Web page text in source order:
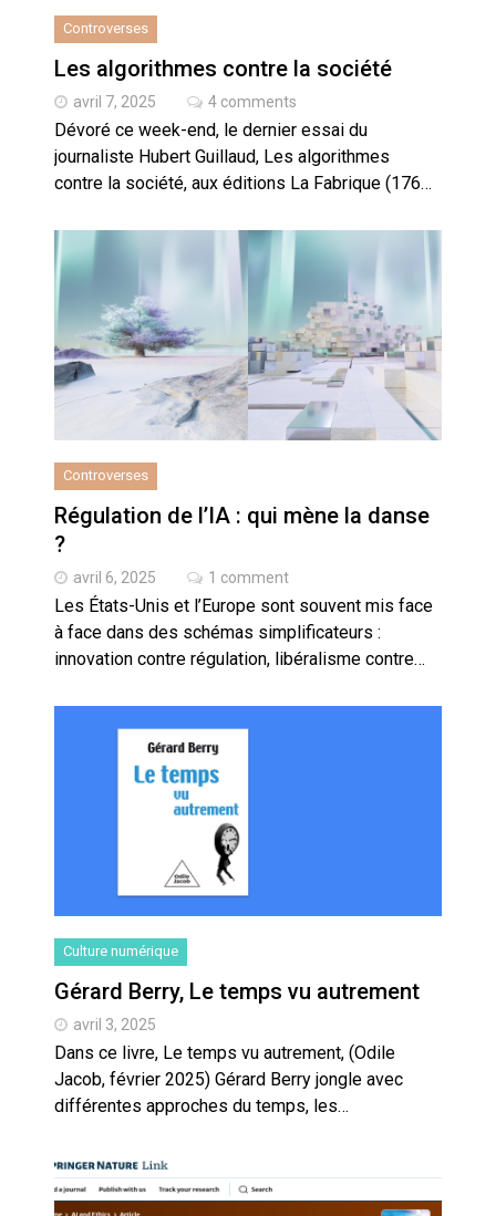
Controverses
Les algorithmes contre la société
avril 7, 2025 4 comments
Dévoré ce week-end, le dernier essai du
journaliste Hubert Guillaud, Les algorithmes
contre la société, aux éditions La Fabrique (176…
Controverses
Régulation de l’IA : qui mène la danse
?
avril 6, 2025 1 comment
Les États-Unis et l’Europe sont souvent mis face
à face dans des schémas simplificateurs :
innovation contre régulation, libéralisme contre…
Culture numérique
Gérard Berry, Le temps vu autrement
avril 3, 2025
Dans ce livre, Le temps vu autrement, (Odile
Jacob, février 2025) Gérard Berry jongle avec
différentes approches du temps, les…